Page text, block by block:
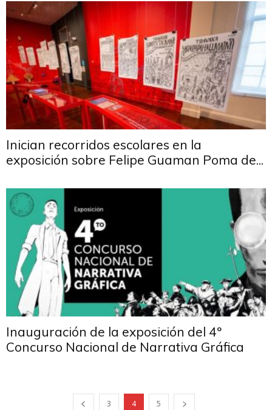
Inician recorridos escolares en la
exposición sobre Felipe Guaman Poma de...
Inauguración de la exposición del 4º
Concurso Nacional de Narrativa Gráfica
3 4 5